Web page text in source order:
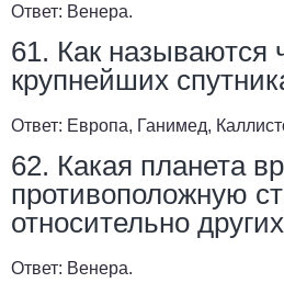
Ответ: Венера.
61. Как называются
крупнейших
Ответ: Европа, Ганимед,
62. Какая планета
противоположную
относительно
Ответ: Венера.